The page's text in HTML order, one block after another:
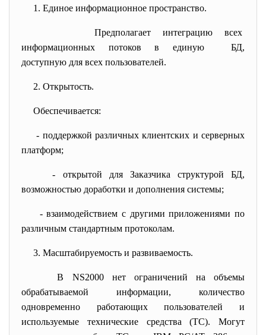
1. Единое информационное пространство.
Предполагает интеграцию всех
информационных потоков в единую БД,
доступную для всех пользователей.
2. Открытость.
Обеспечивается:
- поддержкой различных клиентских и серверных
платформ;
- открытой для Заказчика структурой БД,
возможностью доработки и дополнения системы;
- взаимодействием с другими приложениями по
различным стандартным протоколам.
3. Масштабируемость и развиваемость.
В NS2000 нет ограничений на объемы
обрабатываемой информации, количество
одновременно работающих пользователей и
используемые технические средства (ТС). Могут